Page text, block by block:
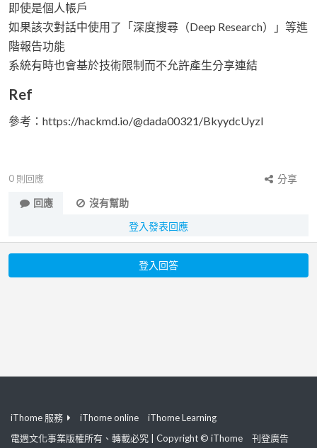
即使是個人帳戶
如果該次對話中使用了「深度搜尋（Deep Research）」等進
階報告功能
系統有時也會基於技術限制而不允許產生分享連結
Ref
參考：https://hackmd.io/@dada00321/BkyydcUyzl
0 則回應
分享
回應
沒有幫助
登入發表回應
登入回答
iThome 服務 iThome online
iThome Learning
電週文化事業版權所有、轉載必究 | Copyright © iThome
刊登廣告